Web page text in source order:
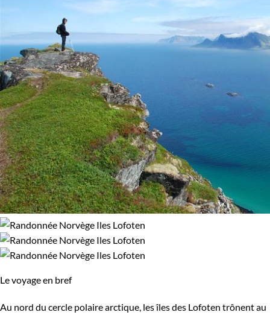
Le voyage en bref
Au nord du cercle polaire arctique, les îles des Lofoten trônent au